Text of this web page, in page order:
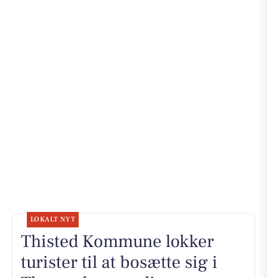
LOKALT NYT
Thisted Kommune lokker
turister til at bosætte sig i